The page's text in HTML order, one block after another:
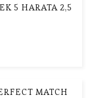
5 HARATA 2,5
MATCH